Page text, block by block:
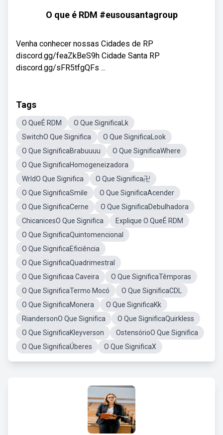
O que é RDM #eusousantagroup
Venha conhecer nossas Cidades de RP
discord.gg/feaZkBeS9h Cidade Santa RP
discord.gg/sFR5tfgQFs ...
Tags
O QueÉ RDM
O Que SignificaLk
SwitchO Que Significa
O Que SignificaLook
O Que SignificaBrabuuuu
O Que SignificaWhere
O Que SignificaHomogeneizadora
WrldO Que Significa
O Que Significa卍
O Que SignificaSmile
O Que SignificaAcender
O Que SignificaCerne
O Que SignificaDebulhadora
ChicanicesO Que Significa
Explique O QueÉ RDM
O Que SignificaQuintomencional
O Que SignificaEficiência
O Que SignificaQuadrimestral
O Que Significaa Caveira
O Que SignificaTêmporas
O Que SignificaTermo Mocó
O Que SignificaCDL
O Que SignificaMonera
O Que SignificaKk
RiandersonO Que Significa
O Que SignificaQuirkless
O Que SignificaKleyverson
OstensórioO Que Significa
O Que SignificaÚberes
O Que SignificaX